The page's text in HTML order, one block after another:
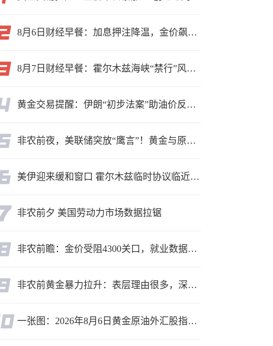
8月6日财经早餐：加息押注降温，金价飙升至近两个月高位，地缘缓和预期，美油75关口拉锯
8月7日财经早餐：霍尔木兹海峡“禁行”风波再起，油价急涨金价承压，非农夜市场博弈加剧
黄金交易提醒：伊朗“初步法案”助油价反弹逾3%，金价小幅承压，非农重磅来袭！
非农前夜，美联储突放“鹰言”！黄金与原油为何联手反攻？
美伊迎来缓和窗口 霍尔木兹临时协议临近落地
非农前夕 美国劳动力市场数据拉锯
非农前瞻：金价受阻4300关口，就业数据是“火上浇油”还是“釜底抽薪”？
非农前黄金暴力拉升：表层理由很多，深层逻辑却让人困惑
一张图：2026年8月6日黄金原油外汇股指“枢纽点+多空持仓信号”一览